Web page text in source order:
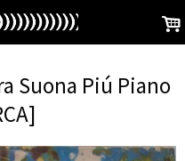
.
Suona Piú Piano